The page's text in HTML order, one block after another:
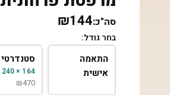
סה"כ:₪144
בחר גודל:
התאמה
אישית
סטנדרטי
164 × 240 ס"מ
₪470